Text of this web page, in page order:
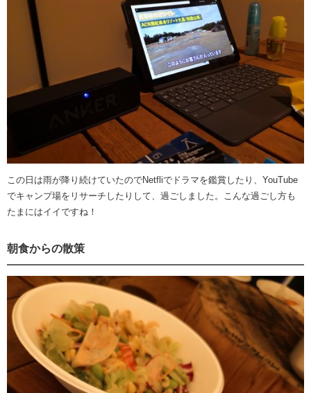
この日は雨が降り続けていたのでNetfliでドラマを鑑賞したり、YouTube
でキャンプ場をリサーチしたりして、過ごしました。こんな過ごし方も
たまにはイイですね！
朝食からの散策